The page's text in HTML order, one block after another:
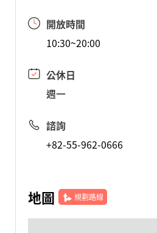
開放時間
10:30~20:00
公休日
週一
諮詢
+82-55-962-0666
地圖 規劃路線